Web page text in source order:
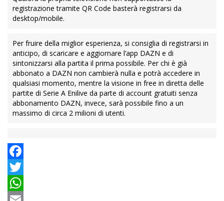
Come registrarsi da desktop/mobile.
home page e inserisci la tua e-mail per vedere la partita,
incluso tutto l’intrattenimento pre e postpartita.
Come registrarsi da Smart TV.
Apri l’app DAZN dalla tua tv, clicca su ‘Guarda Gratis’,
inquadra il QR Code con lo smartphone e inserisci la tua e-
mail per vedere la partita, incluso tutto l’intrattenimento pre e
postpartita.
desktop/mobile.
Per fruire della miglior esperienza, si consiglia di registrarsi in
anticipo, di scaricare e aggiornare l’app DAZN e di
sintonizzarsi alla partita il prima possibile. Per chi è già
abbonato a DAZN non cambierà nulla e potrà accedere in